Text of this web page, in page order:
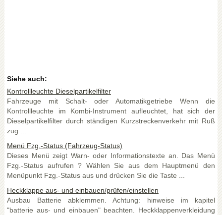
Siehe auch:
Kontrollleuchte Dieselpartikelfilter
Fahrzeuge mit Schalt- oder Automatikgetriebe Wenn die
Kontrollleuchte im Kombi-Instrument aufleuchtet, hat sich der
Dieselpartikelfilter durch ständigen Kurzstreckenverkehr mit Ruß
zug ...
Menü Fzg.-Status (Fahrzeug-Status)
Dieses Menü zeigt Warn- oder Informationstexte an. Das Menü
Fzg.-Status aufrufen ? Wählen Sie aus dem Hauptmenü den
Menüpunkt Fzg.-Status aus und drücken Sie die Taste ...
Heckklappe aus- und einbauen/prüfen/einstellen
Ausbau Batterie abklemmen. Achtung: hinweise im kapitel
"batterie aus- und einbauen" beachten. Heckklappenverkleidung